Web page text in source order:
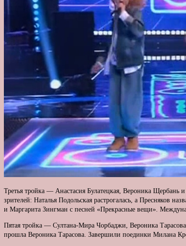
Третья тройка — Анастасия Булатецкая, Вероника
зрителей: Наталья Подольская растрогалась, а Пресняков
и Маргарита Зингман с песней «Прекрасные вещи».
Пятая тройка — Султана-Мира Чорбаджи, Вероника
прошла Вероника Тарасова. Завершили поединки Милана